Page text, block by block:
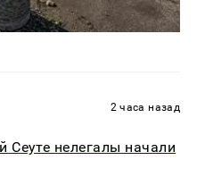
2 часа назад
Сеуте нелегалы начали